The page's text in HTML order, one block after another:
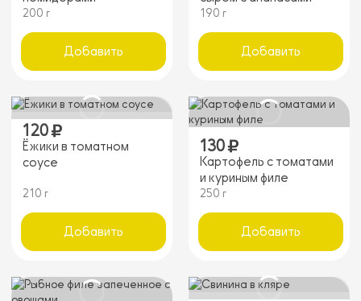
200 г
Добавить
190 г
Добавить
120
Ёжики в томатном
соусе
210 г
Добавить
130
Картофель с томатами
и куриным филе
250 г
Добавить